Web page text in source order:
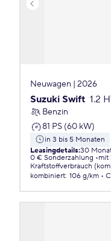
Neuwagen | 2026
Suzuki Swift 1.2
Benzin
81 PS (60 kW)
in 3 bis 5 Monaten
Leasingdetails:30
0 € Sonderzahlung
mit
Kraftstoffverbrauch
kombiniert: 106 g/km